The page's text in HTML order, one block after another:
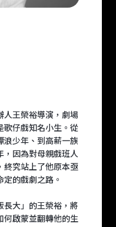
人王榮裕導演，劇場
歌仔戲知名小生。從
浪少年、到高薪一族
，因為對母親戲班人
終究站上了他原本亟
的戲劇之路。
長大」的王榮裕，將
何啟蒙並翻轉他的生